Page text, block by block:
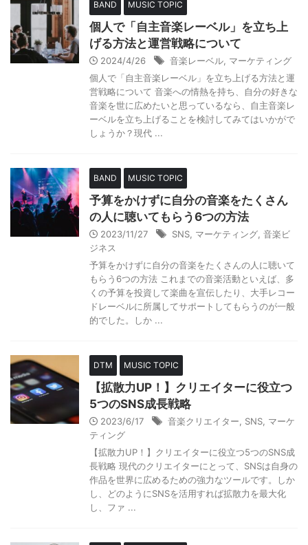
BAND MUSIC TOPIC
個人で「自主音楽レーベル」を立ち上
げる方法と運営戦略について
2024/4/26 音楽レーベル マーケティング
個人で「自主音楽レーベル」を立ち上げる方法と運
営戦略について 音楽への情熱を持ち、自分の好きな
音楽を世に広めたいと思っているなら、自主音楽レ
ーベルを立ち上げることを検討してみてはいかがで
しょうか？現代 ...
BAND MUSIC TOPIC
予算をかけずに自分の音楽をたくさん
の人に聴いてもらう6つの方法
2023/11/27 SNS マーケティング 音楽ビ
ジネス
予算をかけずに自分の音楽をたくさんの人に聴いて
もらう6つの方法 これまでの音楽活動といえば、多
くの予算を投資して楽曲を宣伝したり、大手レコー
ドレーベルに所属してサポートしてもらうのが一般
的でした。しか ...
DTM MUSIC TOPIC
【拡散力UP！】クリエイターに役立つ
5つのSNS成長戦略
2023/6/17 音楽クリエイター SNS マーケ
ティング
【拡散力UP！】クリエイターに役立つ5つのSNS成
長戦略 現代のクリエイターにとって、SNSは自身の
作品を世界に広めるための強力なツールです。しか
し、どのようにSNSを活用すれば拡散力を最大化
し、ファ ...